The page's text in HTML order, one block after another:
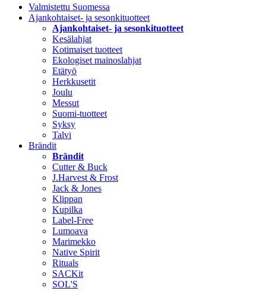
Valmistettu Suomessa
Ajankohtaiset- ja sesonkituotteet
Ajankohtaiset- ja sesonkituotteet
Kesälahjat
Kotimaiset tuotteet
Ekologiset mainoslahjat
Etätyö
Herkkusetit
Joulu
Messut
Suomi-tuotteet
Syksy
Talvi
Brändit
Brändit
Cutter & Buck
J.Harvest & Frost
Jack & Jones
Klippan
Kupilka
Label-Free
Lumoava
Marimekko
Native Spirit
Rituals
SACKit
SOL'S